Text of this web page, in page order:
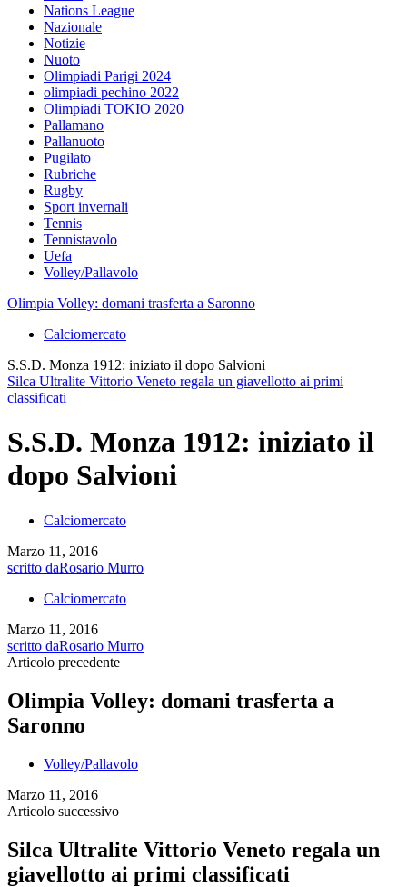
Nations League
Nazionale
Notizie
Nuoto
Olimpiadi Parigi 2024
olimpiadi pechino 2022
Olimpiadi TOKIO 2020
Pallamano
Pallanuoto
Pugilato
Rubriche
Rugby
Sport invernali
Tennis
Tennistavolo
Uefa
Volley/Pallavolo
Olimpia Volley: domani trasferta a Saronno
Calciomercato
S.S.D. Monza 1912: iniziato il dopo Salvioni
Silca Ultralite Vittorio Veneto regala un giavellotto ai primi
classificati
S.S.D. Monza 1912: iniziato il
dopo Salvioni
Calciomercato
Marzo 11, 2016
scritto daRosario Murro
Calciomercato
Marzo 11, 2016
scritto daRosario Murro
Articolo precedente
Olimpia Volley: domani trasferta a
Saronno
Volley/Pallavolo
Marzo 11, 2016
Articolo successivo
Silca Ultralite Vittorio Veneto regala un
giavellotto ai primi classificati